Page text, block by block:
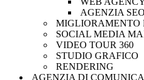
AGENZIA SEO
MIGLIORAMENTO
SOCIAL MEDIA
VIDEO TOUR 360
STUDIO GRAFICO
RENDERING
AGENZIA DI